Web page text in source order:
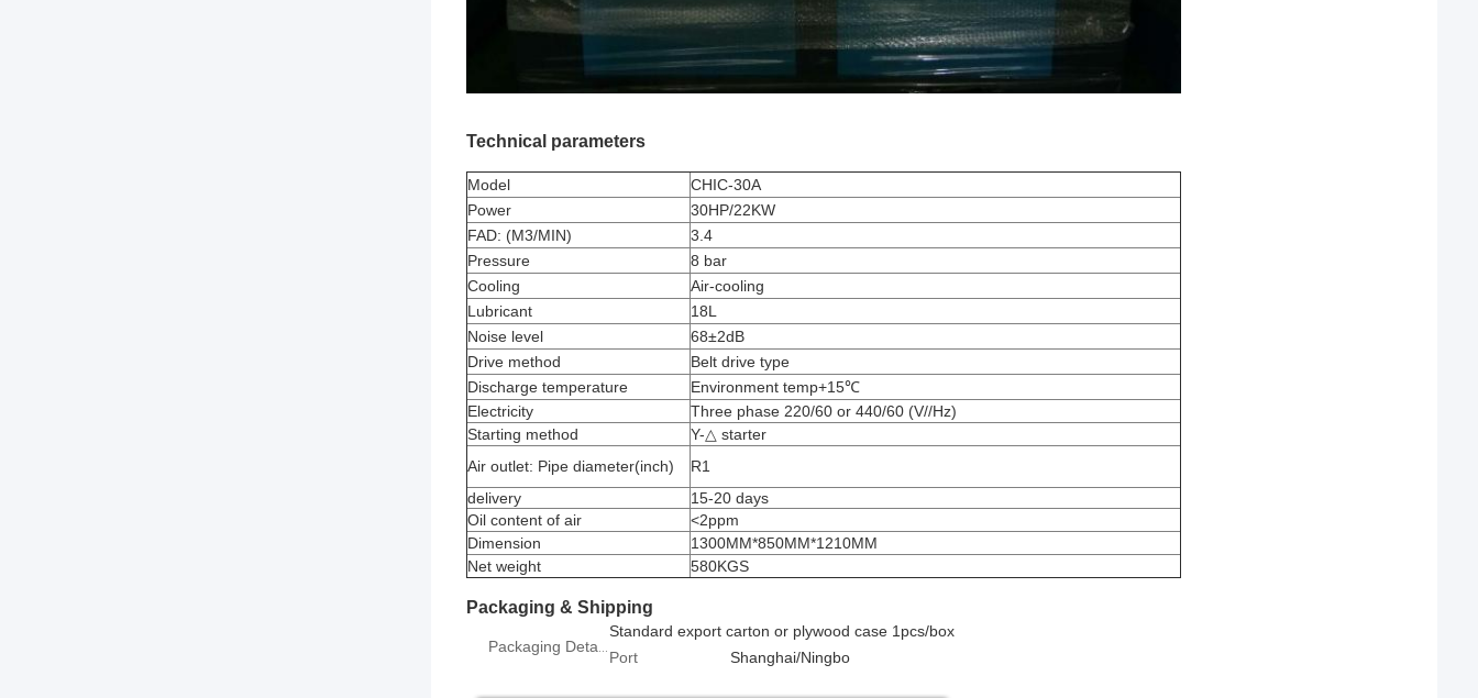
Technical parameters
Model
CHIC-30A
Power
30HP/22KW
FAD: (M3/MIN)
3.4
Pressure
8 bar
Cooling
Air-cooling
Lubricant
18L
Noise level
68±2dB
Drive method
Belt drive type
Discharge temperature
Environment temp+15℃
Electricity
Three phase 220/60 or 440/60 (V//Hz)
Starting method
Y-△ starter
Air outlet: Pipe diameter(inch)
R1
delivery
15-20 days
Oil content of air
<2ppm
Dimension
1300MM*850MM*1210MM
Net weight
580KGS
Packaging & Shipping
Packaging Details
Standard export carton or plywood case 1pcs/box
Port
Shanghai/Ningbo